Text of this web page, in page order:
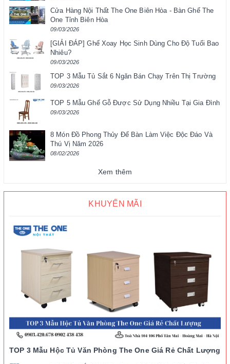
Cửa Hàng Nội Thất The One Biên Hòa - Bàn Ghế The
One Tỉnh Biên Hòa
09/03/2026
[GIẢI ĐÁP] Ghế Xoay Học Sinh Dùng Cho Độ Tuổi Bao
Nhiêu?
09/03/2026
TOP 3 Mẫu Tủ Sắt 6 Ngăn Bán Chạy Trên Thị Trường
09/03/2026
TOP 5 Mẫu Ghế Gỗ Được Sử Dụng Nhiều Tại Gia Đình
09/03/2026
8 Món Đồ Phong Thủy Để Bàn Làm Việc Độc Đáo Và
Thú Vị Năm 2026
08/02/2026
Xem thêm
KHUYẾN MÃI
TOP 3 Mẫu Hộc Tủ Văn Phòng The One Giá Rẻ Chất Lượng